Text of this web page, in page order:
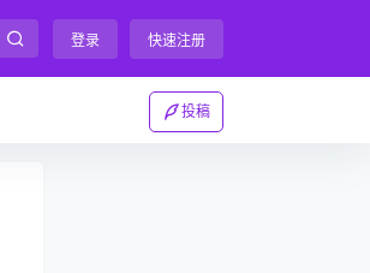
登录 快速注册
投稿